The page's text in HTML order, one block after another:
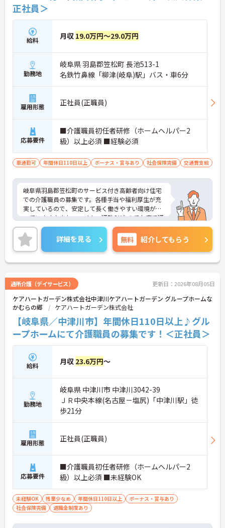
【多職種連携で相談しやすく、協力して働ける環境
です】
一人で抱え込まず安心して業務に取り組めます。
・周囲とサポートし合いながらお客様の生活を支え
る仕組みで、負担を軽減しながらケアに集中できま
す。
【多彩な経験を積み、専門性やキャリアを高められ
・在宅系から入居系まで幅広いサービスを展開して
おり、様々な現場での経験を通じてスキルアップが
用意されているため、ご自身の目標に合わせて成長
していける環境です。
【頑張りが収入に直結し、モチベーションを高めら
れます】
・施設運営への貢献やチームワークを評価する独自
の特別報酬制度により、賞与とは別に収入アップが
期待できます。
・日々の努力が目に見える形で還元されるため、高
いモチベーションを維持しながらやりがいを持って
働けます。
【個性を活かしながら、自分らしいスタイルで働け
ます】
らしく働ける環境です。
正社員＞
給料 月収 19.0万円～29.0万円
勤務地
岐阜県 羽島郡笠松町 長池513-1
名鉄竹鼻線「柳津(岐阜)駅」バス・車6分
雇用形態 正社員(正職員)
応募要件
■介護職員初任者研修（ホームヘルパー2
級）以上必須 ■経験必須
車通勤可 年間休日110日以上 ボーナス・賞与あり 社会保険完備 交通費支給
岐阜県羽島郡笠松町のサービス付き高齢者向け住宅
での介護職員の募集です。各種手当や福利厚生が充
実しているので、安定して長く働きやすい環境が整
っています♪また、マイカー通勤OKなのでお車で通
勤希望の方にもおすすめです！ご興味のある方はご
面接のポイントお伝えしますのでご気軽にお問い合
わせください。
詳細を見る 無料 紹介してもらう
通所介護（デイサービス） 更新日：2026年08月05日
ケアハートガーデン株式会社中津川ケアハートガーデン グループホームな
かむらの郷
ケアハートガーデン株式会社
【岐阜県／中津川市】年間休日110日以上♪グル
ープホームにて介護職員の募集です！＜正社員＞
給料 月収 23.6万円～
勤務地
岐阜県 中津川市 中津川3042-39
ＪＲ中央本線(名古屋－塩尻)「中津川駅」徒
歩21分
雇用形態 正社員(正職員)
応募要件
■介護職員初任者研修（ホームヘルパー2
級）以上必須 ■未経験OK
未経験OK 残業少なめ 年間休日110日以上
ボーナス・賞与あり
社会保険完備
退職金制度あり